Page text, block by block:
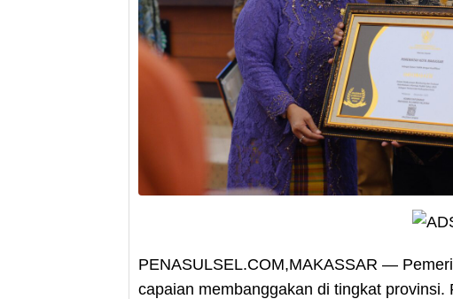
PENASULSEL.COM,MAKASSAR —
capaian membanggakan di tingkat